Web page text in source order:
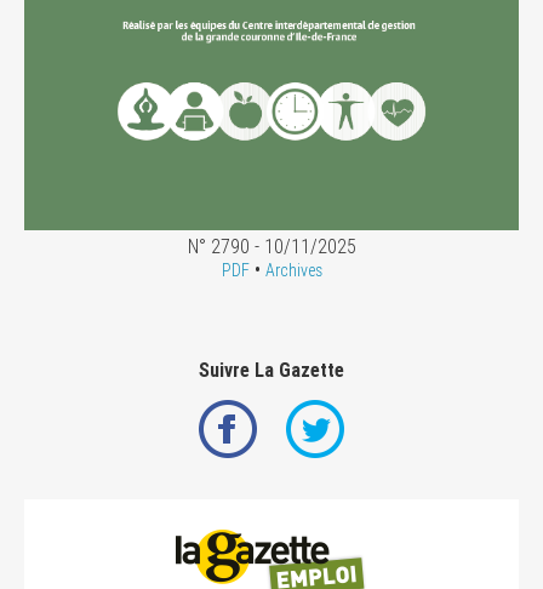
N° 2790 - 10/11/2025
PDF• Archives
Suivre La Gazette